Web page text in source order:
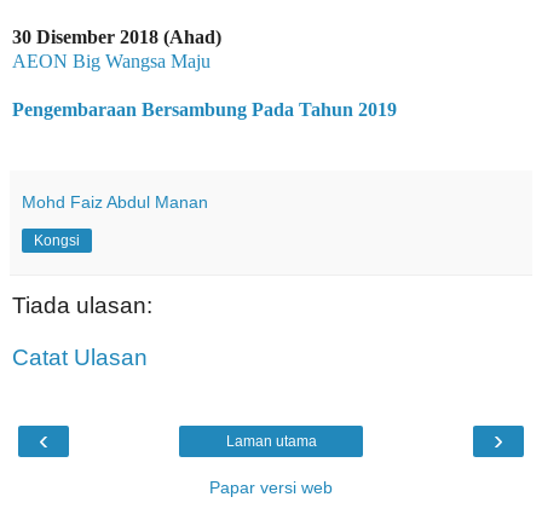
30 Disember 2018 (Ahad)
AEON Big Wangsa Maju
Pengembaraan Bersambung Pada Tahun 2019
Mohd Faiz Abdul Manan
Kongsi
Tiada ulasan:
Catat Ulasan
‹ ›
Laman utama
Papar versi web